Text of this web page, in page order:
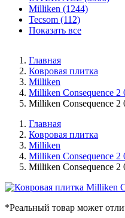
Milliken (1244)
Tecsom (112)
Показать все
Главная
Ковровая плитка
Milliken
Milliken Consequence 2
Milliken Consequence 2
Главная
Ковровая плитка
Milliken
Milliken Consequence 2
Milliken Consequence 2
*Реальный товар может